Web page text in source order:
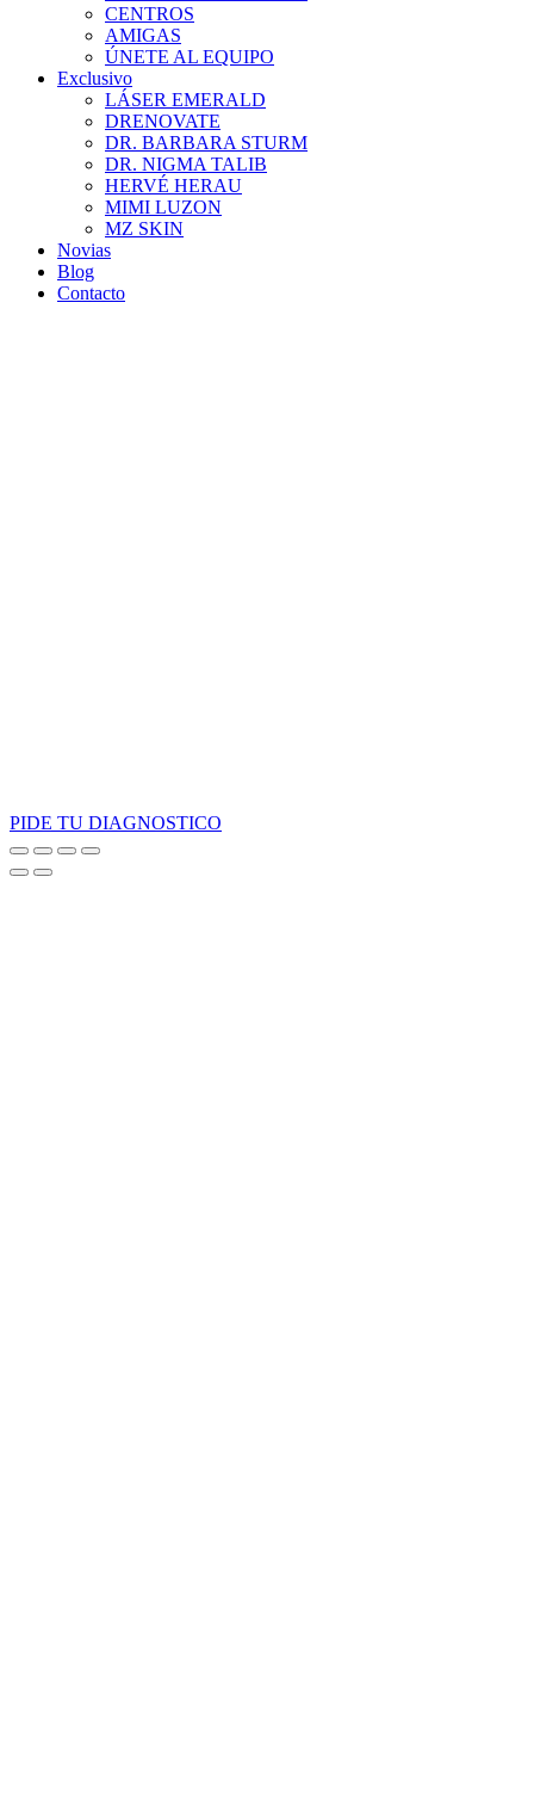
CENTROS
AMIGAS
ÚNETE AL EQUIPO
Exclusivo
LÁSER EMERALD
DRENOVATE
DR. BARBARA STURM
DR. NIGMA TALIB
HERVÉ HERAU
MIMI LUZON
MZ SKIN
Novias
Blog
Contacto
PIDE TU DIAGNOSTICO